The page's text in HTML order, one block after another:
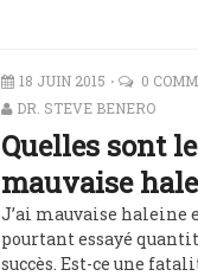
18 JUIN 2015 0
DR. STEVE BENERO
Quelles sont
mauvaise
J’ai mauvaise haleine
pourtant essayé
succès. Est-ce une